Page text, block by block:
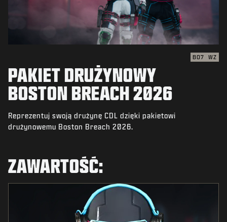
GRY
AKTUALNOŚCI
STORE
POMOC
LOGOWANIE|ZAŁÓŻ KONTO
gry, uaktualnić ją lub zamienić na inną.Facebook
X
Skopiuj link
BO7 WZ
PAKIET DRUŻYNOWY
BOSTON BREACH 2026
Reprezentuj swoją drużynę CDL dzięki pakietowi
drużynowemu Boston Breach 2026.
ZAWARTOŚĆ: